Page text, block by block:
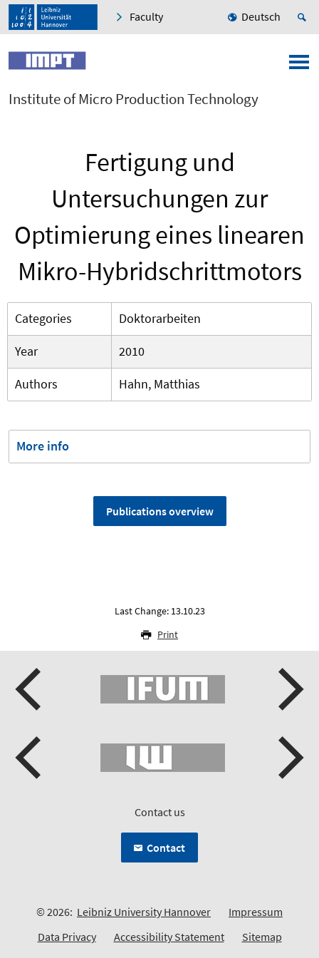
Faculty Deutsch
Institute of Micro Production Technology
Fertigung und
Untersuchungen zur
Optimierung eines linearen
Mikro-Hybridschrittmotors
Categories
Doktorarbeiten
Year
2010
Authors
Hahn, Matthias
More info
Publications overview
Last Change: 13.10.23
Print
Contact us
Contact
© 2026: Leibniz University Hannover
Impressum
Data Privacy
Accessibility Statement Sitemap